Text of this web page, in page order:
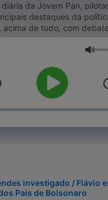
da Jovem Pan,
destaques da
acima de tudo, com
investigado / Flávio
Pais de Bolsonaro